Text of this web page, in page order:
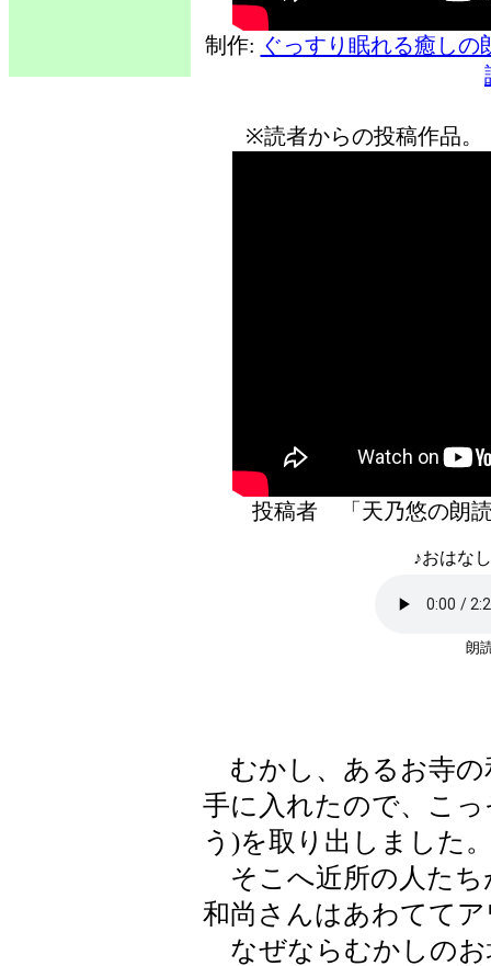
制作: ぐっすり眠れる癒し
※読者からの投稿作品
投稿者 「天乃悠の
♪おはな
朗
むかし、あるお寺の
手に入れたので、こ
う)を取り出しました
そこへ近所の人たち
和尚さんはあわてて
なぜならむかしのお